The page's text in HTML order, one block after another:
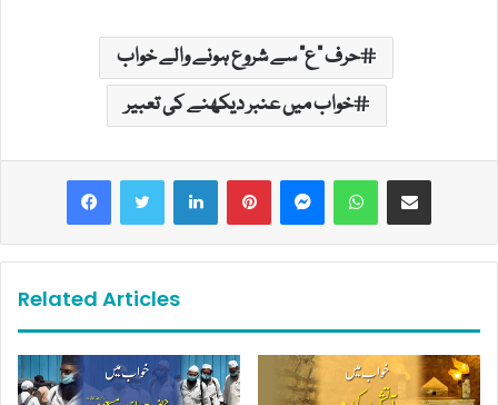
حرف "ع" سے شروع ہونے والے خواب
خواب میں عنبر دیکھنے کی تعبیر
LinkedInPinterestMessengerWhatsAppShare via Email
Related Articles